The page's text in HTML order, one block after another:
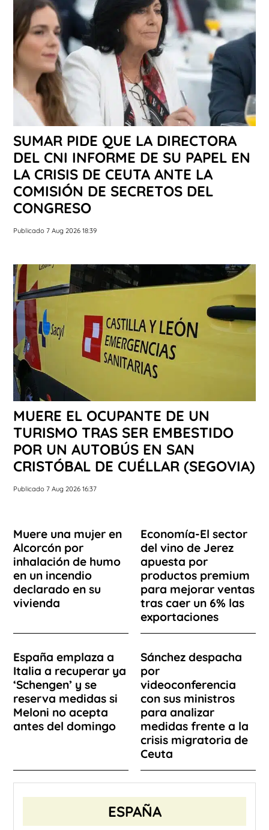
SUMAR PIDE QUE LA DIRECTORA
DEL CNI INFORME DE SU PAPEL EN
LA CRISIS DE CEUTA ANTE LA
COMISIÓN DE SECRETOS DEL
CONGRESO
Publicado 7 Aug 2026 18:39
MUERE EL OCUPANTE DE UN
TURISMO TRAS SER EMBESTIDO
POR UN AUTOBÚS EN SAN
CRISTÓBAL DE CUÉLLAR (SEGOVIA)
Publicado 7 Aug 2026 16:37
Muere una mujer en
Alcorcón por
inhalación de humo
en un incendio
declarado en su
vivienda
Economía-El sector
del vino de Jerez
apuesta por
productos premium
para mejorar ventas
tras caer un 6% las
exportaciones
España emplaza a
Italia a recuperar ya
‘Schengen’ y se
reserva medidas si
Meloni no acepta
antes del domingo
Sánchez despacha
por
videoconferencia
con sus ministros
para analizar
medidas frente a la
crisis migratoria de
Ceuta
ESPAÑA